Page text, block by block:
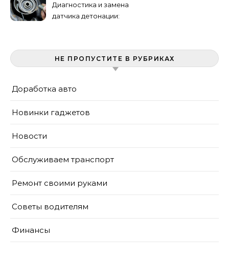
Диагностика и замена
датчика детонации:
НЕ ПРОПУСТИТЕ В РУБРИКАХ
Доработка авто
Новинки гаджетов
Новости
Обслуживаем транспорт
Ремонт своими руками
Советы водителям
Финансы